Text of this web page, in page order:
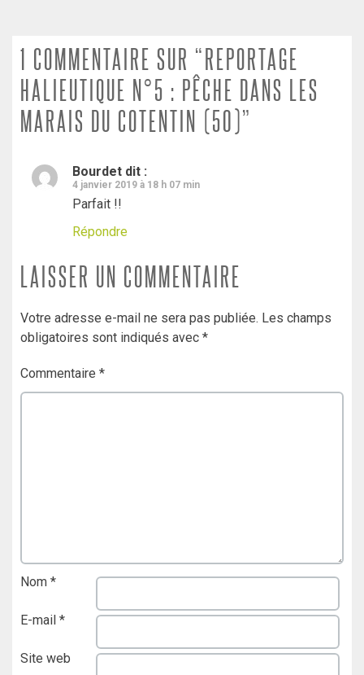
1 COMMENTAIRE SUR “REPORTAGE
HALIEUTIQUE N°5 : PÊCHE DANS LES
MARAIS DU COTENTIN (50)”
Bourdet dit :
4 janvier 2019 à 18 h 07 min
Parfait !!
Répondre
LAISSER UN COMMENTAIRE
Votre adresse e-mail ne sera pas publiée. Les champs
obligatoires sont indiqués avec *
Commentaire *
Nom *
E-mail *
Site web